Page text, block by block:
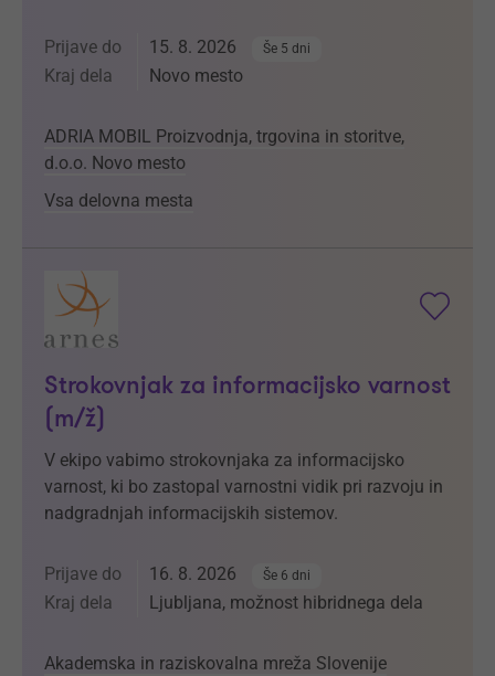
Prijave do 15. 8. 2026 Še 5 dni
Kraj dela Novo mesto
ADRIA MOBIL Proizvodnja, trgovina in storitve,
d.o.o. Novo mesto
Vsa delovna mesta
Strokovnjak za informacijsko varnost
(m/ž)
V ekipo vabimo strokovnjaka za informacijsko
varnost, ki bo zastopal varnostni vidik pri razvoju in
nadgradnjah informacijskih sistemov.
Prijave do 16. 8. 2026 Še 6 dni
Kraj dela Ljubljana, možnost hibridnega dela
Akademska in raziskovalna mreža Slovenije